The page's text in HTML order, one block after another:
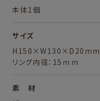
本体1個
サイズ
H150×W130×D20mm
リング内径：15ｍｍ
素 材